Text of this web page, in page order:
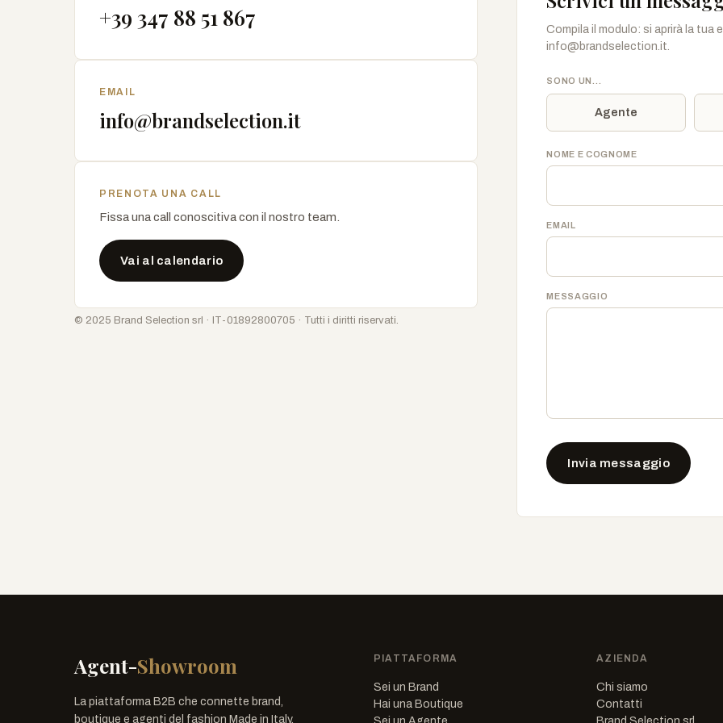
+39 347 88 51 867
EMAIL
info@brandselection.it
PRENOTA UNA CALL
Fissa una call conoscitiva con il nostro team.
Vai al calendario
© 2025 Brand Selection srl · IT-01892800705 · Tutti i diritti riservati.
Compila il modulo: si aprirà la tua
info@brandselection.it.
SONO UN…
Agente
NOME E COGNOME
EMAIL
MESSAGGIO
Invia messaggio
Agent-Showroom
La piattaforma B2B che connette brand,
boutique e agenti del fashion Made in Italy.
PIATTAFORMA
Sei un Brand
Hai una Boutique
AZIENDA
Chi siamo
Contatti